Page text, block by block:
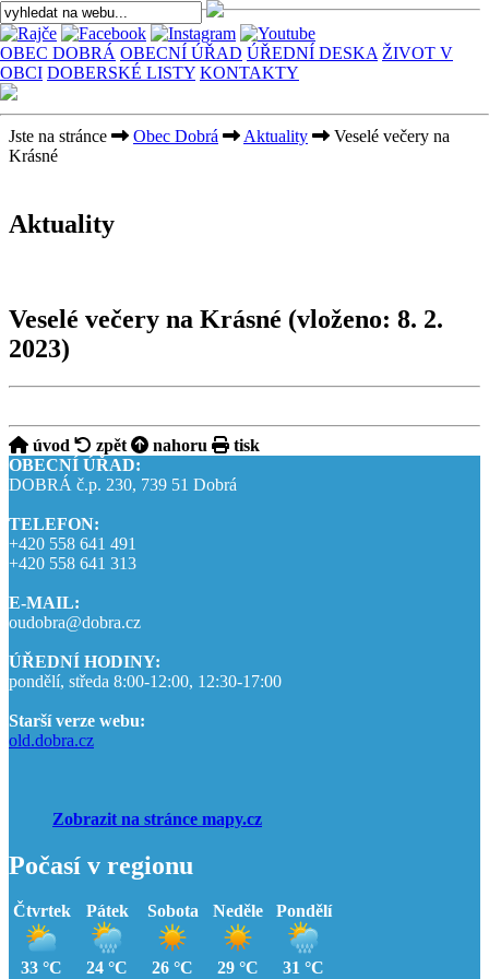
OBEC DOBRÁ OBECNÍ ÚŘAD ÚŘEDNÍ DESKA ŽIVOT V
OBCI DOBERSKÉ LISTY KONTAKTY
Jste na stránce Obec Dobrá Aktuality
Veselé večery na
Krásné
Aktuality
Veselé večery na Krásné (vloženo: 8. 2.
2023)
úvod zpět nahoru
tisk
OBECNÍ ÚŘAD:
DOBRÁ č.p. 230, 739 51 Dobrá
TELEFON:
+420 558 641 491
+420 558 641 313
E-MAIL:
oudobra@dobra.cz
ÚŘEDNÍ HODINY:
pondělí, středa 8:00-12:00, 12:30-17:00
Starší verze webu:
old.dobra.cz
Zobrazit na stránce mapy.cz
Počasí v regionu
Čtvrtek
33 °C
Pátek
24 °C
Sobota
26 °C
Neděle
29 °C
Pondělí
31 °C